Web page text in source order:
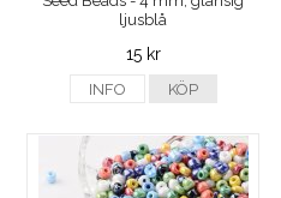
ljusblå
15 kr
INFO KÖP